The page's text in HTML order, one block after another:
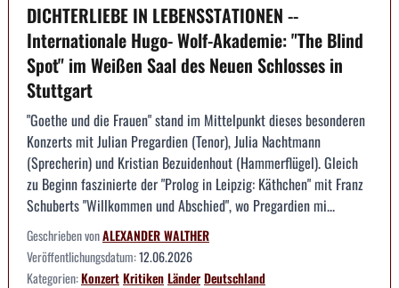
DICHTERLIEBE IN LEBENSSTATIONEN --
Internationale Hugo- Wolf-Akademie: "The Blind
Spot" im Weißen Saal des Neuen Schlosses in
Stuttgart
"Goethe und die Frauen" stand im Mittelpunkt dieses besonderen
Konzerts mit Julian Pregardien (Tenor), Julia Nachtmann
(Sprecherin) und Kristian Bezuidenhout (Hammerflügel). Gleich
zu Beginn faszinierte der "Prolog in Leipzig: Käthchen" mit Franz
Schuberts "Willkommen und Abschied", wo Pregardien mi...
Geschrieben vonALEXANDER WALTHER
Veröffentlichungsdatum:12.06.2026
Kategorien:KonzertKritikenLänderDeutschland